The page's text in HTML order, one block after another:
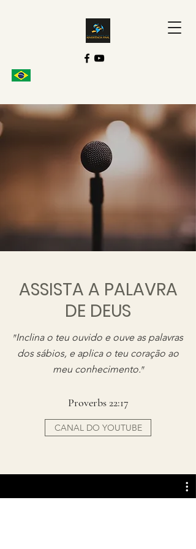
ASSISTA A PALAVRA
DE DEUS
"Inclina o teu ouvido e ouve as palavras
dos sábios, e aplica o teu coração ao
meu conhecimento."
Proverbs 22:17
CANAL DO YOUTUBE